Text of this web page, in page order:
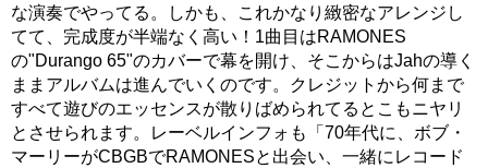
な演奏でやってる。しかも、これかなり緻密なアレンジし
てて、完成度が半端なく高い！1曲目はRAMONES
の"Durango 65"のカバーで幕を開け、そこからはJahの導く
ままアルバムは進んでいくのです。クレジットから何まで
すべて遊びのエッセンスが散りばめられてるとこもニヤリ
とさせられます。レーベルインフォも「70年代に、ボブ・
マーリーがCBGBでRAMONESと出会い、一緒にレコード